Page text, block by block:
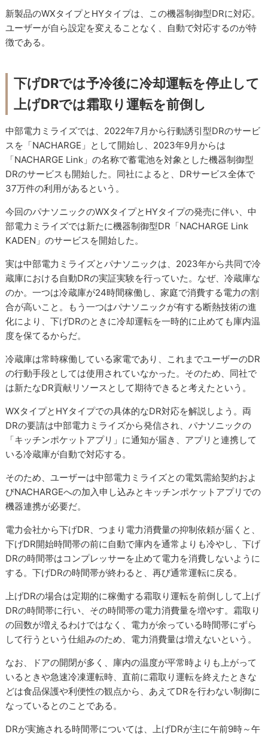
新製品のWXタイプとHYタイプは、この機器制御型DRに対応。
ユーザーが自ら設定を変えることなく、自動で対応するのが特
徴である。
下げDRでは予冷後に冷却運転を停止して
上げDRでは霜取り運転を前倒し
中部電力ミライズでは、2022年7月から行動誘引型DRのサービ
スを「NACHARGE」として開始し、2023年9月からは
「NACHARGE Link」の名称で蓄電池を対象とした機器制御型
DRのサービスも開始した。同社によると、DRサービス全体で
37万件の利用があるという。
今回のパナソニックのWXタイプとHYタイプの発売に伴い、中
部電力ミライズでは新たに機器制御型DR「NACHARGE Link
KADEN」のサービスを開始した。
実は中部電力ミライズとパナソニックは、2023年から共同で冷
蔵庫における自動DRの実証実験を行っていた。なぜ、冷蔵庫な
のか。一つは冷蔵庫が24時間稼働し、家庭で消費する電力の割
合が高いこと。もう一つはパナソニックが有する断熱技術の進
化により、下げDRのときに冷却運転を一時的に止めても庫内温
度を保てるからだ。
冷蔵庫は常時稼働している家電であり、これまでユーザーのDR
の行動手段としては使用されていなかった。そのため、同社で
は新たなDR貢献リソースとして期待できると考えたという。
WXタイプとHYタイプでの具体的なDR対応を解説しよう。両
DRの要請は中部電力ミライズから発信され、パナソニックの
「キッチンポケットアプリ」に通知が届き、アプリと連携して
いる冷蔵庫が自動で対応する。
そのため、ユーザーは中部電力ミライズとの電気需給契約およ
びNACHARGEへの加入申し込みとキッチンポケットアプリでの
機器連携が必要だ。
電力会社から下げDR、つまり電力消費量の抑制依頼が届くと、
下げDR開始時間帯の前に自動で庫内を通常よりも冷やし、下げ
DRの時間帯はコンプレッサーを止めて電力を消費しないように
する。下げDRの時間帯が終わると、再び通常運転に戻る。
上げDRの場合は定期的に稼働する霜取り運転を前倒しして上げ
DRの時間帯に行い、その時間帯の電力消費量を増やす。霜取り
の回数が増えるわけではなく、電力が余っている時間帯にずら
して行うという仕組みのため、電力消費量は増えないという。
なお、ドアの開閉が多く、庫内の温度が平常時よりも上がって
いるときや急速冷凍運転時、直前に霜取り運転を終えたときな
どは食品保護や利便性の観点から、あえてDRを行わない制御に
なっているとのことである。
DRが実施される時間帯については、上げDRが主に午前9時～午